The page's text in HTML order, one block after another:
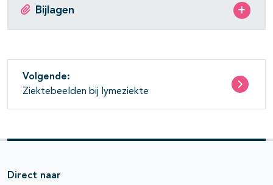
Bijlagen
Volgende:
Ziektebeelden bij lymeziekte
Direct naar